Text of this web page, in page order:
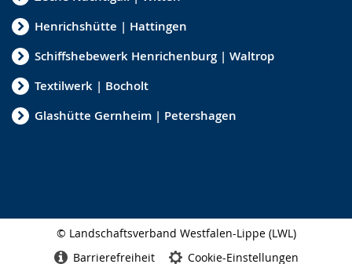
Henrichshütte | Hattingen
Schiffshebewerk Henrichenburg | Waltrop
Textilwerk | Bocholt
Glashütte Gernheim | Petershagen
© Landschaftsverband Westfalen-Lippe (LWL)
Barrierefreiheit Cookie-Einstellungen